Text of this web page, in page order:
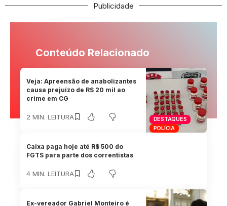
Publicidade
Conteúdo Relacionado
DESTAQUES
POLÍCIA
Veja: Apreensão de anabolizantes
causa prejuízo de R$ 20 mil ao
crime em CG
2 MIN. LEITURA
Caixa paga hoje até R$ 500 do
FGTS para parte dos correntistas
4 MIN. LEITURA
Ex-vereador Gabriel Monteiro é